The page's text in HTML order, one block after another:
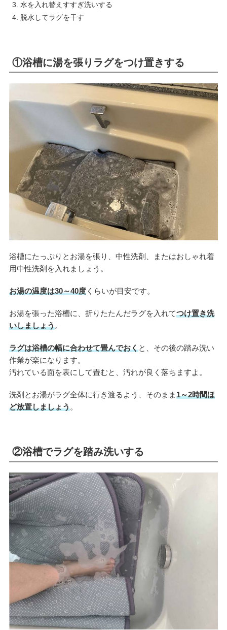
水を入れ替えすすぎ洗いする
脱水してラグを干す
①浴槽に湯を張りラグをつけ置きする
浴槽にたっぷりとお湯を張り、中性洗剤、またはおしゃれ着
用中性洗剤を入れましょう。
お湯の温度は30～40度くらいが目安です。
お湯を張った浴槽に、折りたたんだラグを入れてつけ置き洗
いしましょう。
ラグは浴槽の幅に合わせて畳んでおくと、その後の踏み洗い
作業が楽になります。
汚れている面を表にして畳むと、汚れが良く落ちますよ。
洗剤とお湯がラグ全体に行き渡るよう、そのまま1～2時間ほ
ど放置しましょう。
②浴槽でラグを踏み洗いする